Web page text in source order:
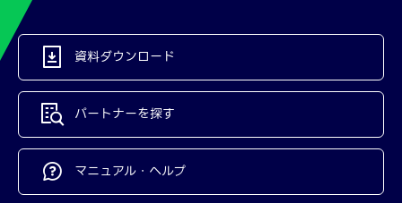
資料ダウンロード
パートナーを探す
マニュアル・ヘルプ